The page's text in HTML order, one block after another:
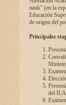
nauk” (en la
Educación
de origen del
Principales
del